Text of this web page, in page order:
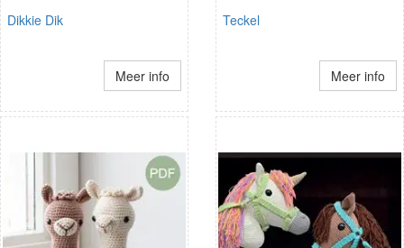
Dikkie Dik
Meer info
Teckel
Meer info